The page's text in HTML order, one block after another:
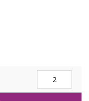
ΜΑΝΟΛΙΑ